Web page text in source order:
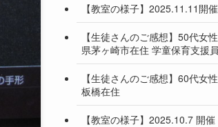
【教室の様子】2025.11.11開催
【生徒さんのご感想】50代女
県茅ヶ崎市在住 学童保育支援員
【生徒さんのご感想】60代女
板橋在住
【教室の様子】2025.10.7 開催